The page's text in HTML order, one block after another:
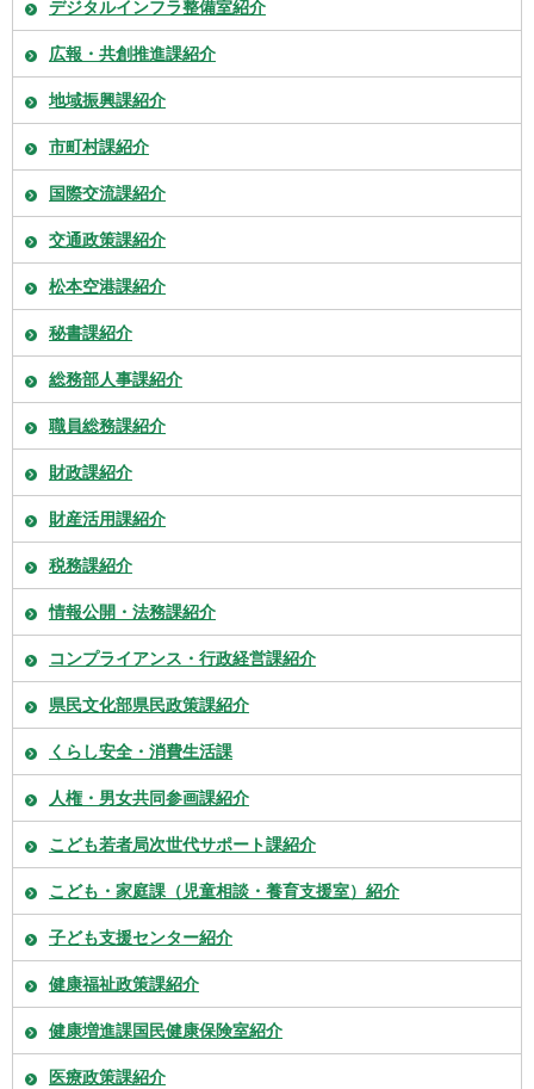
デジタルインフラ整備室紹介
広報・共創推進課紹介
地域振興課紹介
市町村課紹介
国際交流課紹介
交通政策課紹介
松本空港課紹介
秘書課紹介
総務部人事課紹介
職員総務課紹介
財政課紹介
財産活用課紹介
税務課紹介
情報公開・法務課紹介
コンプライアンス・行政経営課紹介
県民文化部県民政策課紹介
くらし安全・消費生活課
人権・男女共同参画課紹介
こども若者局次世代サポート課紹介
こども・家庭課（児童相談・養育支援室）紹介
子ども支援センター紹介
健康福祉政策課紹介
健康増進課国民健康保険室紹介
医療政策課紹介